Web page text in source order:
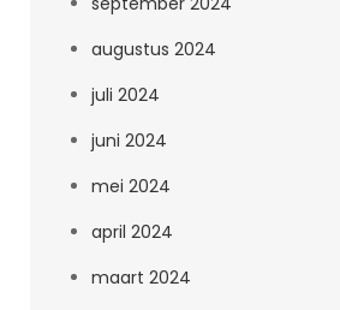
augustus 2024
juli 2024
juni 2024
mei 2024
april 2024
maart 2024